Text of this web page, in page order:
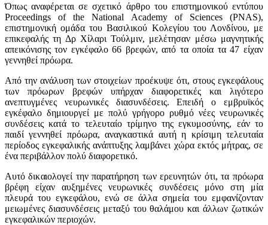
Όπως αναφέρεται σε σχετικό άρθρο του επιστημονικού εντύπου
Proceedings of the National Academy of Sciences (PNAS),
επιστημονική ομάδα του Βασιλικού Κολεγίου του Λονδίνου, με
επικεφαλής τη Δρ Χίλαρι Τούλμιν, μελέτησαν μέσω μαγνητικής
απεικόνισης τον εγκέφαλο 66 βρεφών, από τα οποία τα 47 είχαν
γεννηθεί πρόωρα.
Από την ανάλυση των στοιχείων προέκυψε ότι, στους εγκεφάλους
των πρόωρων βρεφών υπήρχαν διαφορετικές και λιγότερο
ανεπτυγμένες νευρωνικές διασυνδέσεις. Επειδή ο εμβρυϊκός
εγκέφαλο δημιουργεί με πολύ γρήγορο ρυθμό νέες νευρωνικές
συνδέσεις κατά το τελευταίο τρίμηνο της εγκυμοσύνης, εάν το
παιδί γεννηθεί πρόωρα, αναγκαστικά αυτή η κρίσιμη τελευταία
περίοδος εγκεφαλικής ανάπτυξης λαμβάνει χώρα εκτός μήτρας, σε
ένα περιβάλλον πολύ διαφορετικό.
Αυτό δικαιολογεί την παρατήρηση των ερευνητών ότι, τα πρόωρα
βρέφη είχαν αυξημένες νευρωνικές συνδέσεις μόνο στη μία
πλευρά του εγκεφάλου, ενώ σε άλλα σημεία του εμφανίζονταν
μειωμένες διασυνδέσεις μεταξύ του θαλάμου και άλλων ζωτικών
εγκεφαλικών περιοχών.